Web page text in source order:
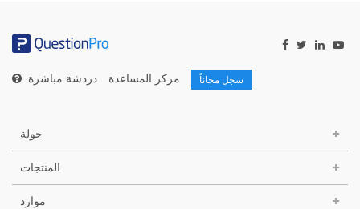
مركز المساعدة دردشة مباشرة سجل مجاناً
جولة
المنتجات
موارد